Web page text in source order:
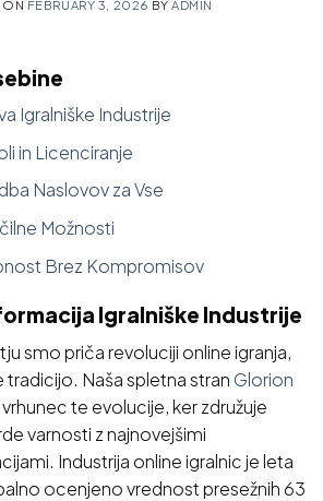
ON FEBRUARY 3, 2026 BY ADMIN
Igralniške Industrije
in Licenciranje
Naslovov za Vse
Možnosti
Brez Kompromisov
Igralniške Industrije
smo priča revoluciji online igranja,
tradicijo. Naša spletna stran Glorion
te evolucije, ker združuje
varnosti z najnovejšimi
Industrija online igralnic je leta
ocenjeno vrednost presežnih 63